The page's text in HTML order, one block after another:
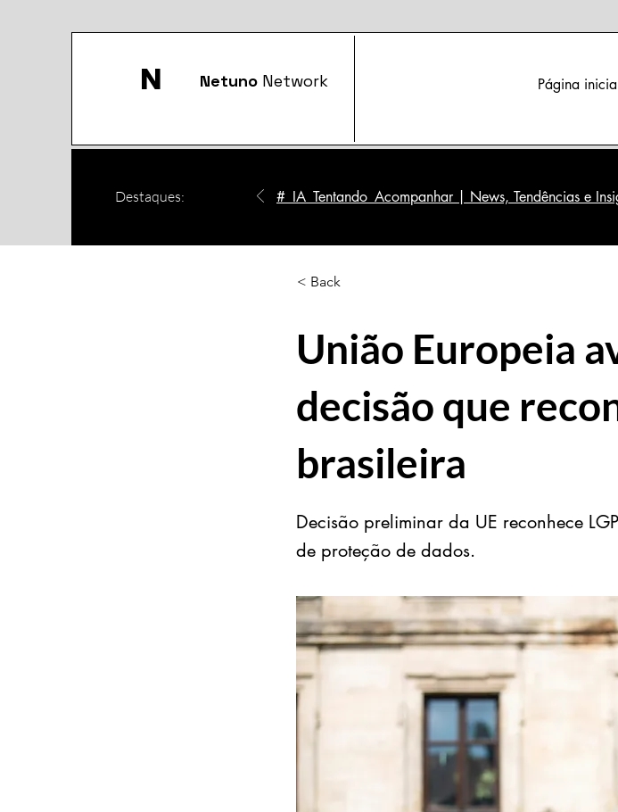
N Netuno Network Página inicial
Destaques: #_IA_Tentando_Acompanhar | News, Tendências e
< Back
União Europeia
decisão que
brasileira
Decisão preliminar da UE reconhece
de proteção de dados.